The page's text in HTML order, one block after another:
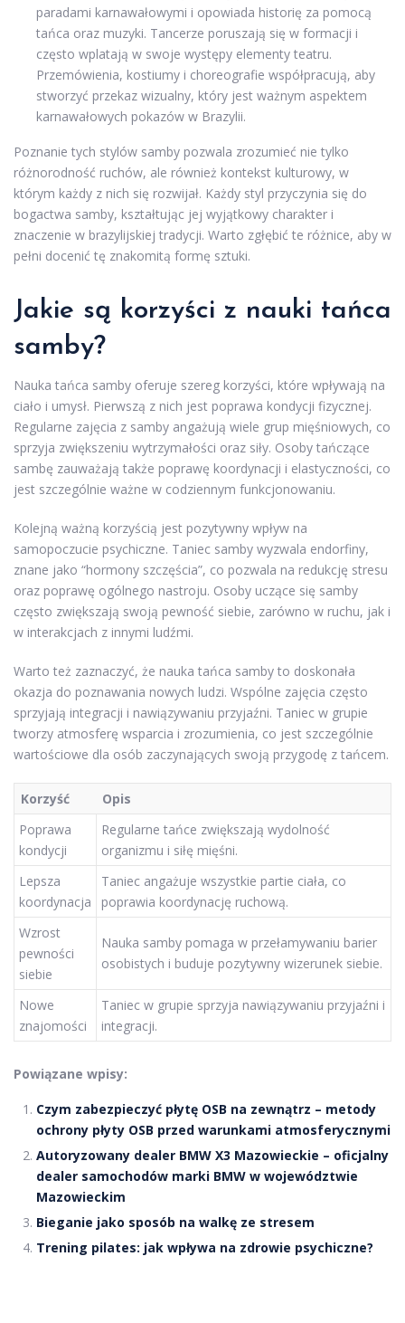
paradami karnawałowymi i opowiada historię za pomocą
tańca oraz muzyki. Tancerze poruszają się w formacji i
często wplatają w swoje występy elementy teatru.
Przemówienia, kostiumy i choreografie współpracują, aby
stworzyć przekaz wizualny, który jest ważnym aspektem
karnawałowych pokazów w Brazylii.
Poznanie tych stylów samby pozwala zrozumieć nie tylko
różnorodność ruchów, ale również kontekst kulturowy, w
którym każdy z nich się rozwijał. Każdy styl przyczynia się do
bogactwa samby, kształtując jej wyjątkowy charakter i
znaczenie w brazylijskiej tradycji. Warto zgłębić te różnice, aby w
pełni docenić tę znakomitą formę sztuki.
Jakie są korzyści z nauki tańca
samby?
Nauka tańca samby oferuje szereg korzyści, które wpływają na
ciało i umysł. Pierwszą z nich jest poprawa kondycji fizycznej.
Regularne zajęcia z samby angażują wiele grup mięśniowych, co
sprzyja zwiększeniu wytrzymałości oraz siły. Osoby tańczące
sambę zauważają także poprawę koordynacji i elastyczności, co
jest szczególnie ważne w codziennym funkcjonowaniu.
Kolejną ważną korzyścią jest pozytywny wpływ na
samopoczucie psychiczne. Taniec samby wyzwala endorfiny,
znane jako “hormony szczęścia”, co pozwala na redukcję stresu
oraz poprawę ogólnego nastroju. Osoby uczące się samby
często zwiększają swoją pewność siebie, zarówno w ruchu, jak i
w interakcjach z innymi ludźmi.
Warto też zaznaczyć, że nauka tańca samby to doskonała
okazja do poznawania nowych ludzi. Wspólne zajęcia często
sprzyjają integracji i nawiązywaniu przyjaźni. Taniec w grupie
tworzy atmosferę wsparcia i zrozumienia, co jest szczególnie
wartościowe dla osób zaczynających swoją przygodę z tańcem.
Korzyść
Opis
Poprawa
kondycji
Regularne tańce zwiększają wydolność
organizmu i siłę mięśni.
Lepsza
koordynacja
Taniec angażuje wszystkie partie ciała, co
poprawia koordynację ruchową.
Wzrost
pewności
siebie
Nauka samby pomaga w przełamywaniu barier
osobistych i buduje pozytywny wizerunek siebie.
Nowe
znajomości
Taniec w grupie sprzyja nawiązywaniu przyjaźni i
integracji.
Powiązane wpisy:
Czym zabezpieczyć płytę OSB na zewnątrz – metody
ochrony płyty OSB przed warunkami atmosferycznymi
Autoryzowany dealer BMW X3 Mazowieckie – oficjalny
dealer samochodów marki BMW w województwie
Mazowieckim
Bieganie jako sposób na walkę ze stresem
Trening pilates: jak wpływa na zdrowie psychiczne?